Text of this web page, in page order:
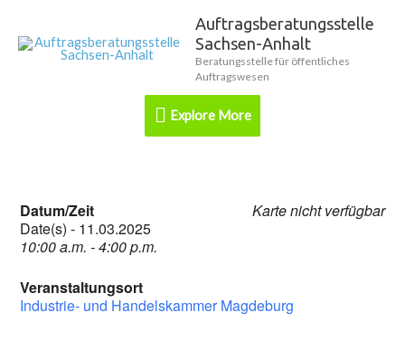
Inhalt
Auftragsberatungsstelle
Sachsen-Anhalt
Beratungsstelle für öffentliches
Auftragswesen
Explore
More
Explore More
Karte nicht verfügbar
Datum/Zeit
Date(s) - 11.03.2025
10:00 a.m. - 4:00 p.m.
Veranstaltungsort
Industrie- und Handelskammer Magdeburg